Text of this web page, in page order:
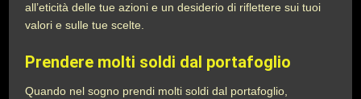
all’eticità delle tue azioni e un desiderio di riflettere sui tuoi
valori e sulle tue scelte.
Prendere molti soldi dal portafoglio
Quando nel sogno prendi molti soldi dal portafoglio,